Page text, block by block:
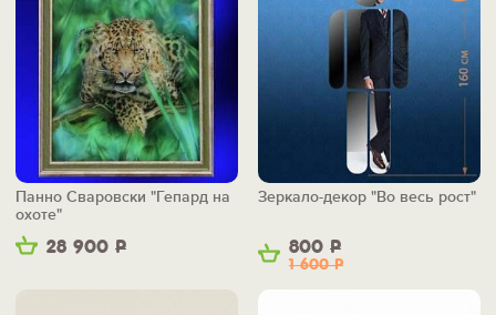
28 900 Р
Панно Сваровски "Гепард на
охоте"
800 Р
1 600Р
Зеркало-декор "Во весь рост"